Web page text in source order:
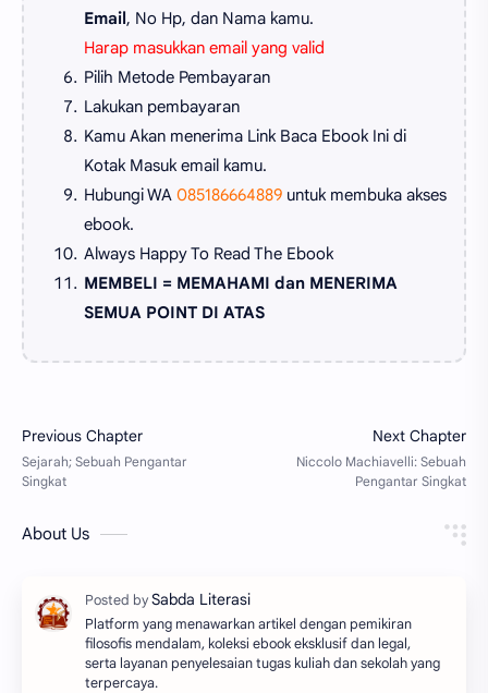
Email, No Hp, dan Nama kamu.
Harap masukkan email yang valid
Pilih Metode Pembayaran
Lakukan pembayaran
Kamu Akan menerima Link Baca Ebook Ini di
Kotak Masuk email kamu.
Hubungi WA 085186664889 untuk membuka akses
ebook.
Always Happy To Read The Ebook
MEMBELI = MEMAHAMI dan MENERIMA
SEMUA POINT DI ATAS
About Us
Platform yang menawarkan artikel dengan pemikiran
filosofis mendalam, koleksi ebook eksklusif dan legal,
serta layanan penyelesaian tugas kuliah dan sekolah yang
terpercaya.